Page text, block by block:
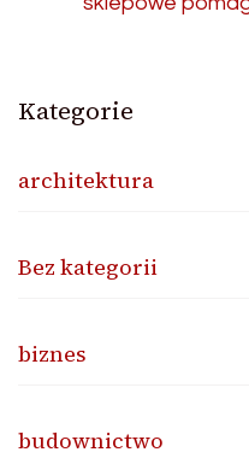
Kategorie
architektura
Bez kategorii
biznes
budownictwo